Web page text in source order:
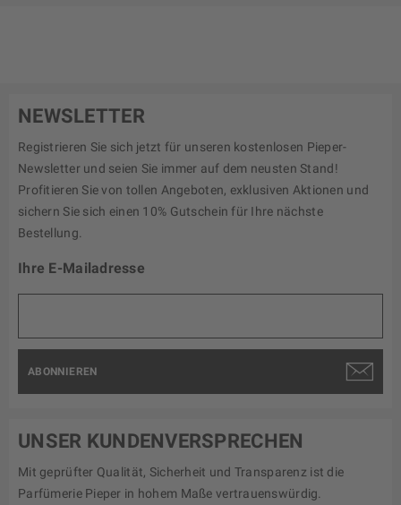
NEWSLETTER
Registrieren Sie sich jetzt für unseren kostenlosen Pieper-
Newsletter und seien Sie immer auf dem neusten Stand!
Profitieren Sie von tollen Angeboten, exklusiven Aktionen und
sichern Sie sich einen 10% Gutschein für Ihre nächste
Bestellung.
Ihre E-Mailadresse
ABONNIEREN
UNSER KUNDENVERSPRECHEN
Mit geprüfter Qualität, Sicherheit und Transparenz ist die
Parfümerie Pieper in hohem Maße vertrauenswürdig.